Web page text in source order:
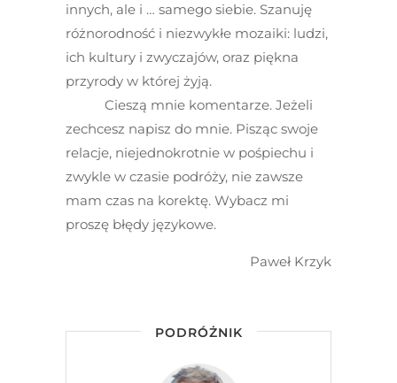
innych, ale i … samego siebie. Szanuję
różnorodność i niezwykłe mozaiki: ludzi,
ich kultury i zwyczajów, oraz piękna
przyrody w której żyją.
Cieszą mnie komentarze. Jeżeli
zechcesz napisz do mnie. Pisząc swoje
relacje, niejednokrotnie w pośpiechu i
zwykle w czasie podróży, nie zawsze
mam czas na korektę. Wybacz mi
proszę błędy językowe.
Paweł Krzyk
PODRÓŻNIK